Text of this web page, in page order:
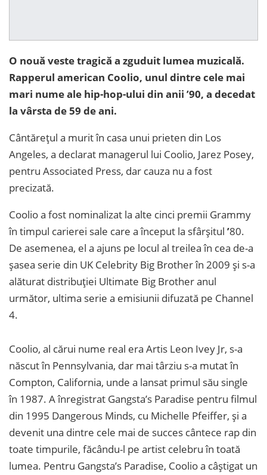
O nouă veste tragică a zguduit lumea muzicală.
Rapperul american Coolio, unul dintre cele mai
mari nume ale hip-hop-ului din anii ’90, a decedat
la vârsta de 59 de ani.
Cântărețul a murit în casa unui prieten din Los
Angeles, a declarat managerul lui Coolio, Jarez Posey,
pentru Associated Press, dar cauza nu a fost
precizată.
Coolio a fost nominalizat la alte cinci premii Grammy
în timpul carierei sale care a început la sfârșitul ’80.
De asemenea, el a ajuns pe locul al treilea în cea de-a
șasea serie din UK Celebrity Big Brother în 2009 și s-a
alăturat distribuției Ultimate Big Brother anul
următor, ultima serie a emisiunii difuzată pe Channel
4.
Coolio, al cărui nume real era Artis Leon Ivey Jr, s-a
născut în Pennsylvania, dar mai târziu s-a mutat în
Compton, California, unde a lansat primul său single
în 1987. A înregistrat Gangsta’s Paradise pentru filmul
din 1995 Dangerous Minds, cu Michelle Pfeiffer, și a
devenit una dintre cele mai de succes cântece rap din
toate timpurile, făcându-l pe artist celebru în toată
lumea. Pentru Gangsta’s Paradise, Coolio a câștigat un